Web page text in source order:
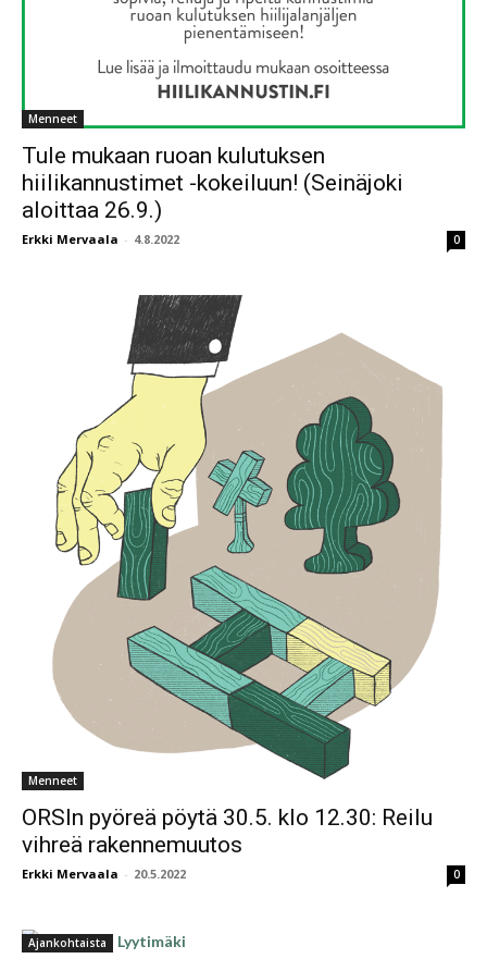
Menneet
Tule mukaan ruoan kulutuksen
hiilikannustimet -kokeiluun! (Seinäjoki
aloittaa 26.9.)
Erkki Mervaala - 4.8.2022 0
Menneet
ORSIn pyöreä pöytä 30.5. klo 12.30: Reilu
vihreä rakennemuutos
Erkki Mervaala - 20.5.2022 0
Ajankohtaista